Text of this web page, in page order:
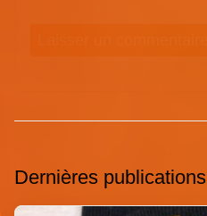
Dernières publications